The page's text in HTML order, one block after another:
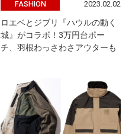
FASHION 2023.02.02
ロエベとジブリ『ハウルの動く
城』がコラボ！3万円台ポー
チ、羽根わっさわさアウターも